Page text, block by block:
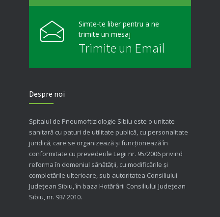
Simte-te liber pentru a ne
trimite un mesaj
Trimite un Email
Despre noi
Spitalul de Pneumoftiziologie Sibiu este o unitate
sanitară cu paturi de utilitate publică, cu personalitate
juridică, care se organizează şi funcţionează în
conformitate cu prevederile Legii nr. 95/2006 privind
reforma în domeniul sănătăţii, cu modificările şi
completările ulterioare, sub autoritatea Consiliului
Judeţean Sibiu, în baza Hotărârii Consiliului Judeţean
Sibiu, nr. 93/ 2010.